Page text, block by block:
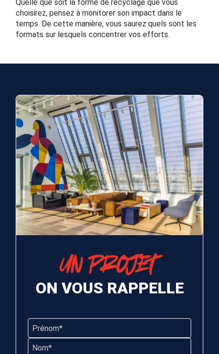
Quelle que soit la forme de recyclage que vous
choisirez, pensez à monitorer son impact dans le
temps. De cette manière, vous saurez quels sont les
formats sur lesquels concentrer vos efforts.
UN PROJET
ON VOUS RAPPELLE